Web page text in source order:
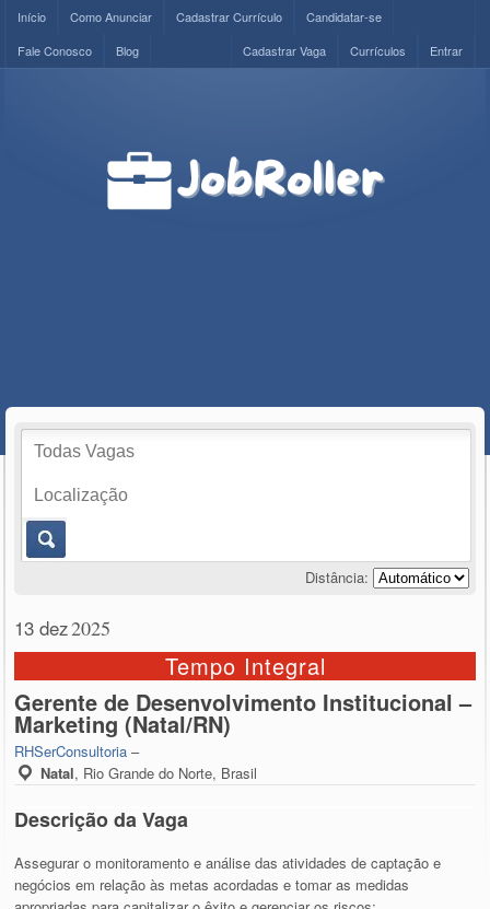
Início Como Anunciar Cadastrar Currículo
Candidatar-se
Fale Conosco
Blog Entrar
Currículos
Cadastrar Vaga
Distância:
13 dez2025
Tempo Integral
Gerente de Desenvolvimento Institucional –
Marketing (Natal/RN)
RHSerConsultoria –
Natal, Rio Grande do Norte, Brasil
Descrição da Vaga
Assegurar o monitoramento e análise das atividades de captação e
negócios em relação às metas acordadas e tomar as medidas